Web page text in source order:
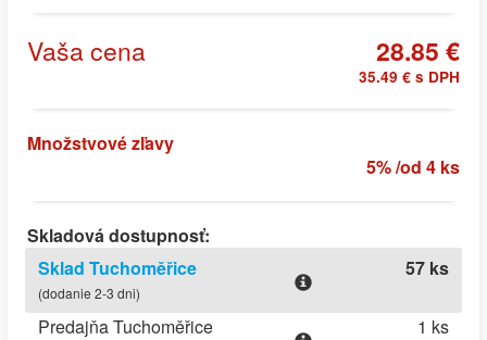
Vaša cena 28.85 €
35.49 € s DPH
Množstvové zľavy
5% /od 4 ks
Skladová dostupnosť:
Sklad Tuchoměřice
(dodanie 2-3 dni)
57 ks
Predajňa Tuchoměřice 1 ks